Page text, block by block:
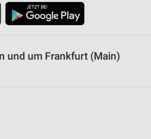
und um Frankfurt (Main)